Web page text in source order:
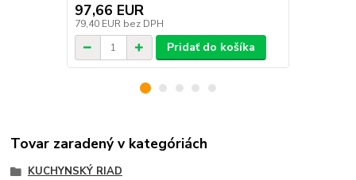
97,66 EUR
79,40 EUR bez DPH
Pridať do košíka
Tovar zaradený v kategóriách
KUCHYNSKÝ RIAD